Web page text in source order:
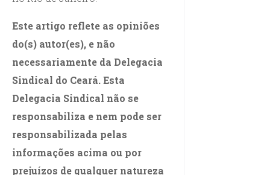
Este artigo reflete as opiniões
do(s) autor(es), e não
necessariamente da Delegacia
Sindical do Ceará. Esta
Delegacia Sindical não se
responsabiliza e nem pode ser
responsabilizada pelas
informações acima ou por
prejuízos de qualquer natureza